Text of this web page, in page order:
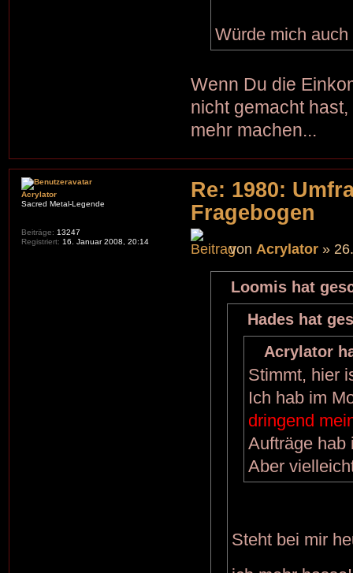
Würde mich
Wenn Du die
nicht gemacht
mehr machen...
Re: 1980:
Fragebogen
von Acrylator »
Loomis hat
Hades hat
Acrylator
Stimmt, hier
Ich hab im
dringend
Aufträge hab
Aber
Steht bei mir
Acrylator
Sacred Metal-Legende
Beiträge: 13247
Registriert: 16. Januar 2008, 20:14